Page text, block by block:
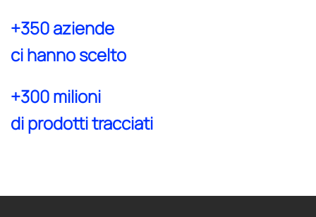
+350 aziende
ci hanno scelto
+300 milioni
di prodotti tracciati